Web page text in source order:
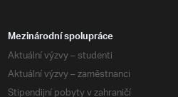
Mezinárodní spolupráce
Aktuální výzvy – studenti
Aktuální výzvy – zaměstnanci